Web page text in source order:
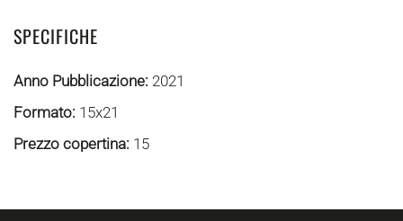
SPECIFICHE
Anno Pubblicazione: 2021
Formato: 15x21
Prezzo copertina: 15